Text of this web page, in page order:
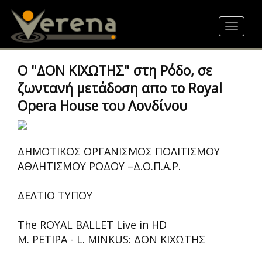
content
Toggle
O "ΔΟΝ ΚΙΧΩΤΗΣ" στη Ρόδο, σε
ζωντανή μετάδοση απο το Royal
Opera House του Λονδίνου
ΔΗΜΟΤΙΚΟΣ ΟΡΓΑΝΙΣΜΟΣ ΠΟΛΙΤΙΣΜΟΥ
ΑΘΛΗΤΙΣΜΟΥ ΡΟΔΟΥ –Δ.Ο.Π.Α.Ρ.
ΔΕΛΤΙΟ ΤΥΠΟΥ
The ROYAL BALLET Live in HD
M. PETIPA - L. MINKUS: ΔΟΝ ΚΙΧΩΤΗΣ